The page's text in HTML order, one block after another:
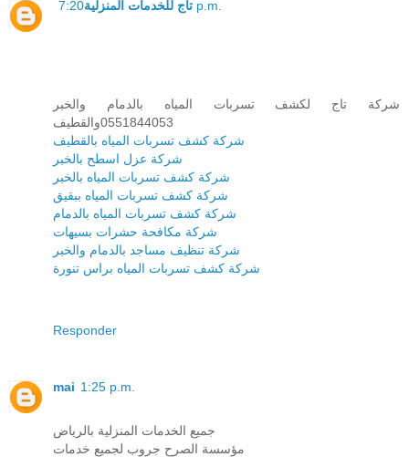
تاج للخدمات المنزلية 7:20 p.m.
شركة تاج لكشف تسربات المياه بالدمام والخبر
0551844053والقطيف
شركة كشف تسربات المياه بالقطيف
شركة عزل اسطح بالخبر
شركة كشف تسربات المياه بالخبر
شركة كشف تسربات المياه ببقيق
شركة كشف تسربات المياه بالدمام
شركة مكافحة حشرات بسيهات
شركة تنظيف مساجد بالدمام والخبر
شركة كشف تسربات المياه براس تنورة
Responder
mai 1:25 p.m.
جميع الخدمات المنزلية بالرياض
مؤسسة الصرح جروب لجميع خدمات